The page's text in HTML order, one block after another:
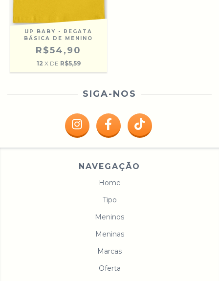
UP BABY - REGATA
BÁSICA DE MENINO
R$54,90
12 X DE R$5,59
SIGA-NOS
NAVEGAÇÃO
Home
Tipo
Meninos
Meninas
Marcas
Oferta